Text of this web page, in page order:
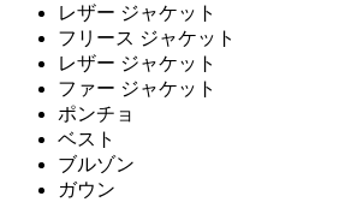
レザー ジャケット
フリース ジャケット
レザー ジャケット
ファー ジャケット
ポンチョ
ベスト
ブルゾン
ガウン